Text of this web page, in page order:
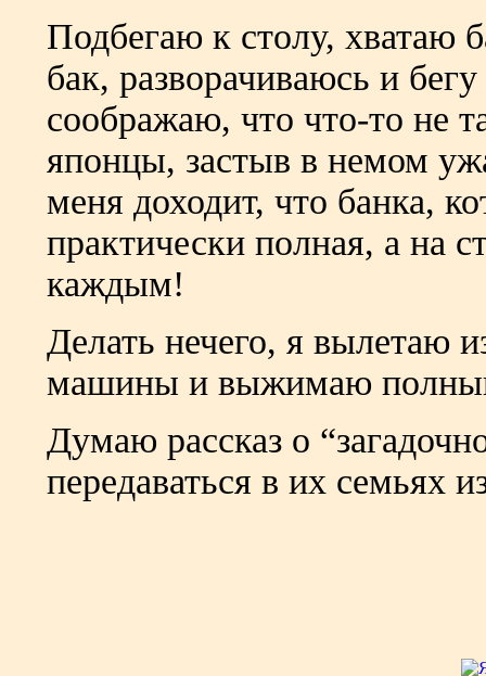
Подбегаю к столу, хватаю
бак, разворачиваюсь и
соображаю, что что-то не
японцы, застыв в немом
меня доходит, что банка,
практически полная, а на
каждым!
Делать нечего, я вылетаю
машины и выжимаю
Думаю рассказ о
передаваться в их семьях